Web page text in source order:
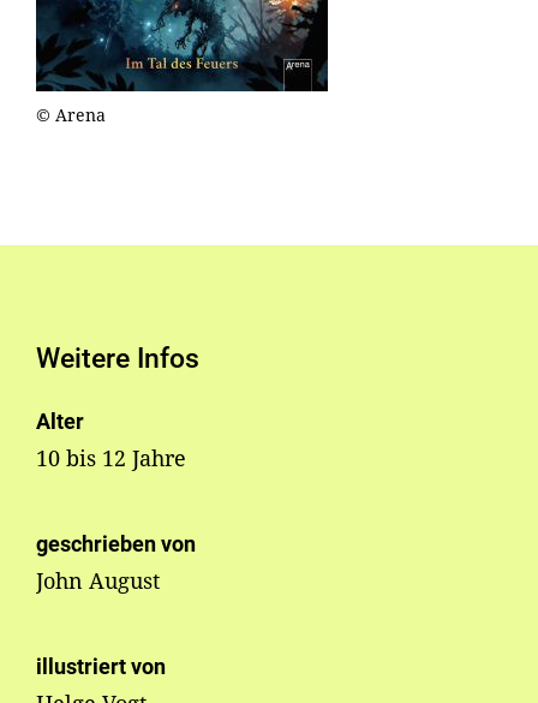
© Arena
Weitere Infos
Alter
10 bis 12 Jahre
geschrieben von
John August
illustriert von